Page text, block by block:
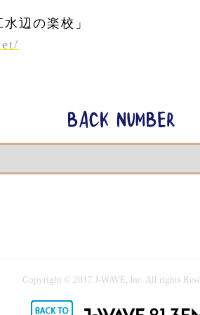
辺の楽校」
Copyright © 2017 J-WAVE, Inc. All rights